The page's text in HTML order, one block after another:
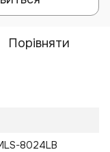
Порівняти
8024LB